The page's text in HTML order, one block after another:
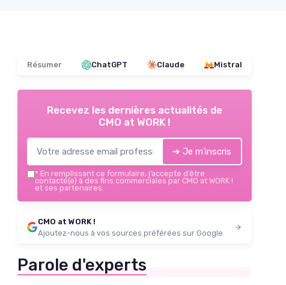
Résumer ChatGPT Claude Mistral
Recevez les dernières actualités de
CMO at WORK !
➔ Je m'inscris
* En remplissant ce formulaire, j’accepte d’être
contacté(e) à des fins commerciales par CMO at WORK !
et ses partenaires.
CMO at WORK !
Ajoutez-nous à vos sources préférées sur Google
Parole d'experts